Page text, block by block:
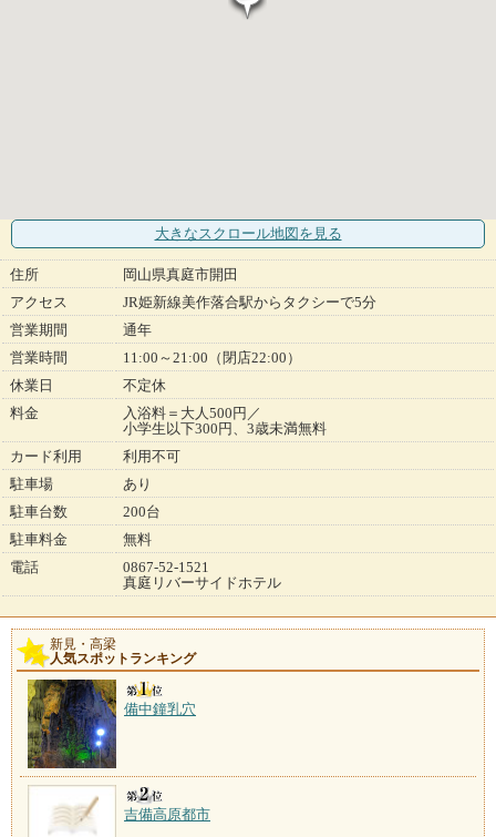
大きなスクロール地図 を見る
住所
岡山県真庭市開田
アクセス
JR姫新線美作落合駅からタクシーで5分
営業期間
通年
営業時間
11:00～21:00（閉店22:00）
休業日
不定休
料金
入浴料＝大人500円／
小学生以下300円、3歳未満無料
カード利用
利用不可
駐車場
あり
駐車台数
200台
駐車料金
無料
電話
0867-52-1521
真庭リバーサイドホテル
新見・高梁
人気スポットランキング
備中鐘乳穴
吉備高原都市